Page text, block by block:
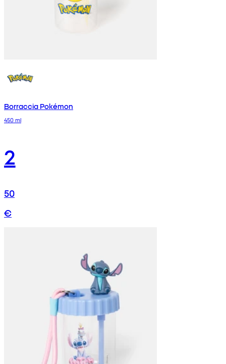
Borraccia Pokémon
450 ml
2
50
€